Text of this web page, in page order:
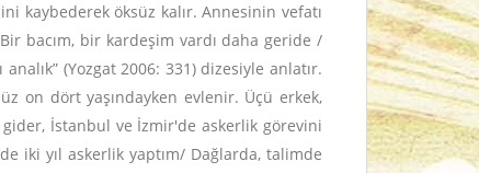
kaybederek öksüz kalır. Annesinin vefatı
bacım, bir kardeşim vardı daha geride /
(Yozgat 2006: 331) dizesiyle anlatır.
on dört yaşındayken evlenir. Üçü erkek,
İstanbul ve İzmir'de askerlik görevini
iki yıl askerlik yaptım/ Dağlarda, talimde